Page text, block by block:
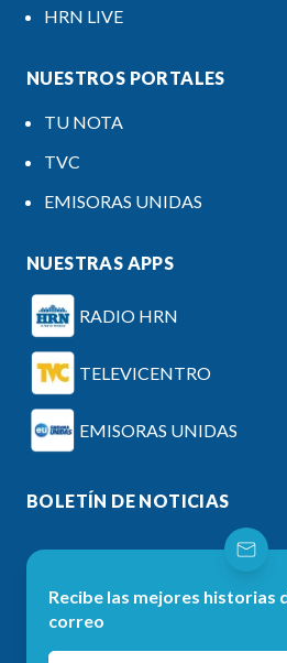
HRN LIVE
NUESTROS PORTALES
TU NOTA
TVC
EMISORAS UNIDAS
NUESTRAS APPS
RADIO HRN
TELEVICENTRO
EMISORAS UNIDAS
BOLETÍN DE NOTICIAS
Recibe las mejores historias
correo